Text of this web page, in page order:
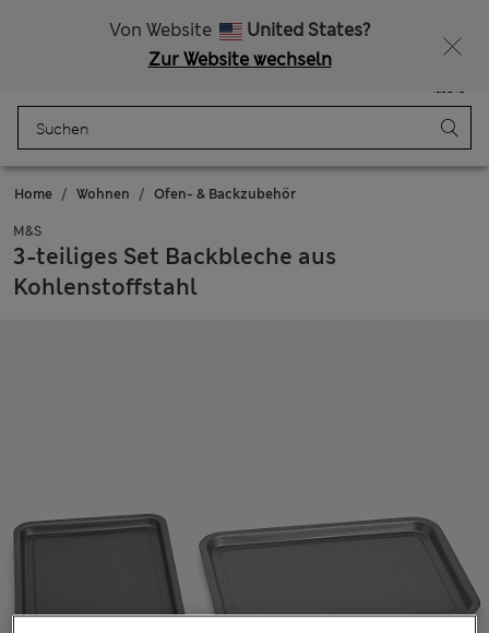
Von Website
United States?
Zur Website wechseln
Tasche
Home Wohnen Ofen- & Backzubehör
M&S
3-teiliges Set Backbleche aus
Kohlenstoffstahl